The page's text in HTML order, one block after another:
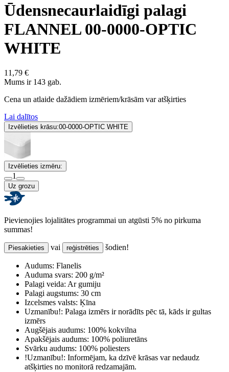
Ūdensnecaurlaidīgi palagi
FLANNEL 00-0000-OPTIC
WHITE
11,79 €
Mums ir 143 gab.
Cena un atlaide dažādiem izmēriem/krāsām var atšķirties
Lai dalītos
Izvēlieties krāsu:00-0000-OPTIC WHITE
Izvēlieties izmēru:
1
Uz grozu
Pievienojies lojalitātes programmai un atgūsti 5% no pirkuma
summas!
Piesakieties vai reģistrēties šodien!
Audums: Flanelis
Auduma svars: 200 g/m²
Palagi veida: Ar gumiju
Palagi augstums: 30 cm
Izcelsmes valsts: Ķīna
Uzmanību!: Palaga izmērs ir norādīts pēc tā, kāds ir gultas
izmērs
Augšējais audums: 100% kokvilna
Apakšējais audums: 100% poliuretāns
Svārku audums: 100% poliesters
!Uzmanību!: Informējam, ka dzīvē krāsas var nedaudz
atšķirties no monitorā redzamajām.